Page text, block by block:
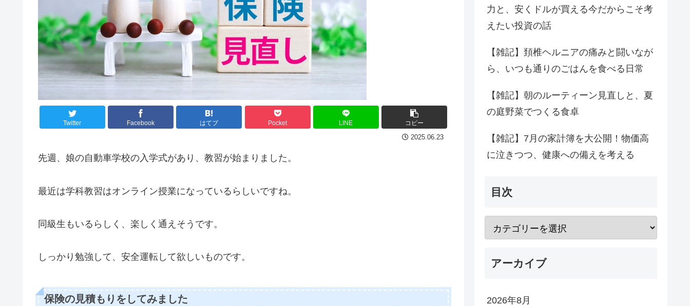
Twitter Facebook はてブ Pocket LINE コピー
2025.06.23
先週、娘の自動車学校の入学式があり、教習が始まりました。
最近は学科教習はオンライン授業になっているらしいですね。
同級生もいるらしく、楽しく通えそうです。
しっかり勉強して、安全運転して欲しいものです。
保険の見積もりをしてみました
力と、安くドルが買える今だからこそ考
えたい投資の話
【雑記】頚椎ヘルニアの痛みと闘いなが
ら、いつも通りのごはんを食べる日常
【雑記】朝のルーティーン見直しと、夏
の庭野菜でつくる食卓
【雑記】7月の家計簿を大公開！物価高
に泣きつつ、健康への備えを考える
目次
アーカイブ
2026年8月